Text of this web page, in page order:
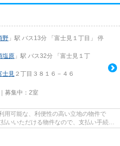
野 」駅 バス13分 「富士見１丁目」 停
塩原 」駅 バス32分 「富士見１丁
士見 ２丁目３８１６－４６
募集中： 2室
用可能な、利便性の高い立地の物件で
いいただける物件なので、支払い手続き